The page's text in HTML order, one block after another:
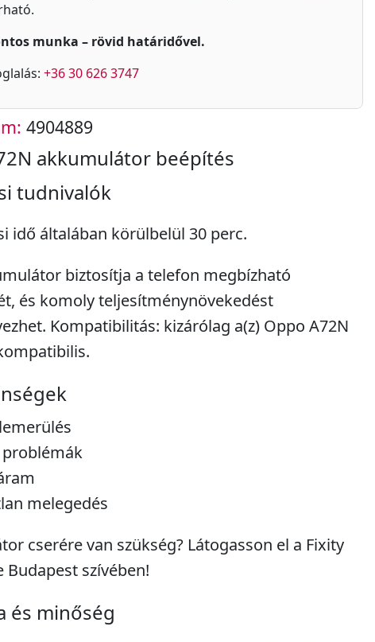
munka – rövid határidővel.
+36 30 626 3747
4904889
akkumulátor beépítés
tudnivalók
idő általában körülbelül 30 perc.
biztosítja a telefon megbízható
és komoly teljesítménynövekedést
Kompatibilitás: kizárólag a(z) Oppo A72N
melegedés
cserére van szükség? Látogasson el a Fixity
Budapest szívében!
és minőség